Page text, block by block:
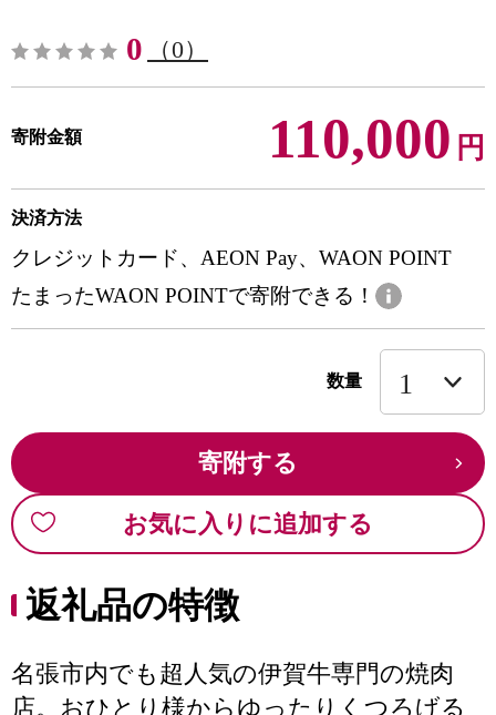
0 （0）
寄附金額 110,000 円
決済方法
クレジットカード、AEON Pay、WAON POINT
たまったWAON POINTで寄附できる！
数量
寄附する
お気に入りに追加する
返礼品の特徴
名張市内でも超人気の伊賀牛専門の焼肉
店。おひとり様からゆったりくつろげる